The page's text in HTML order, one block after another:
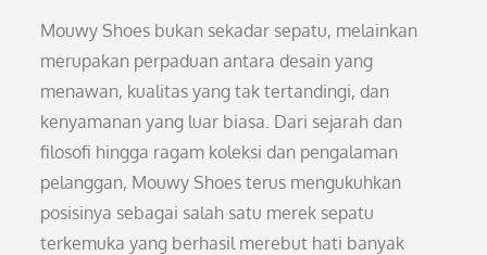
Mouwy Shoes bukan sekadar sepatu, melainkan
merupakan perpaduan antara desain yang
menawan, kualitas yang tak tertandingi, dan
kenyamanan yang luar biasa. Dari sejarah dan
filosofi hingga ragam koleksi dan pengalaman
pelanggan, Mouwy Shoes terus mengukuhkan
posisinya sebagai salah satu merek sepatu
terkemuka yang berhasil merebut hati banyak